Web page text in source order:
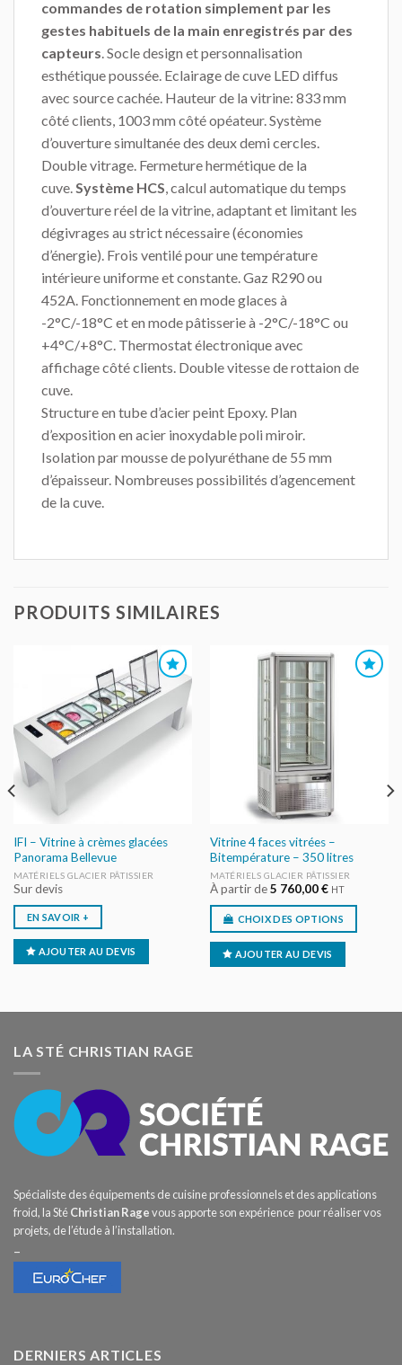
commandes de rotation simplement par les
gestes habituels de la main enregistrés par des
capteurs. Socle design et personnalisation
esthétique poussée. Eclairage de cuve LED diffus
avec source cachée. Hauteur de la vitrine: 833 mm
côté clients, 1003 mm côté opéateur. Système
d’ouverture simultanée des deux demi cercles.
Double vitrage. Fermeture hermétique de la
cuve.Système HCS, calcul automatique du temps
d’ouverture réel de la vitrine, adaptant et limitant les
dégivrages au strict nécessaire (économies
d’énergie). Frois ventilé pour une température
intérieure uniforme et constante. Gaz R290 ou
452A. Fonctionnement en mode glaces à
-2°C/-18°C et en mode pâtisserie à -2°C/-18°C ou
+4°C/+8°C. Thermostat électronique avec
affichage côté clients. Double vitesse de rottaion de
cuve.
Structure en tube d’acier peint Epoxy. Plan
d’exposition en acier inoxydable poli miroir.
Isolation par mousse de polyuréthane de 55 mm
d’épaisseur. Nombreuses possibilités d’agencement
de la cuve.
PRODUITS SIMILAIRES
AJOUTER
AU DEVIS
IFI – Vitrine à crèmes glacées
Panorama Bellevue
MATÉRIELS GLACIER PÂTISSIER
Sur devis
EN SAVOIR +
AJOUTER AU DEVIS
AU DEVIS
Vitrine 4 faces vitrées –
Bitempérature – 350 litres
MATÉRIELS GLACIER PÂTISSIER
À partir de5 760,00€ HT
CHOIX DES OPTIONS
AJOUTER AU DEVIS
LA STÉ CHRISTIAN RAGE
Spécialiste des équipements de cuisine professionnels et des applications
froid, la StéChristian Ragevous apporte son expérience pour réaliser vos
projets, de l’étude à l’installation.
–
DERNIERS ARTICLES